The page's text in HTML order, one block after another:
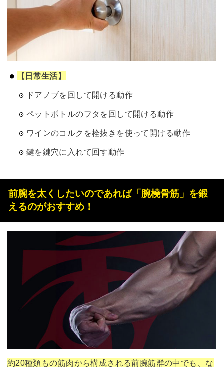
【日常生活】
ドアノブを回して開ける動作
ペットボトルのフタを回して開ける動作
ワインのコルクを栓抜きを使って開ける動作
鍵を鍵穴に入れて回す動作
前腕を太くしたいのであれば「腕橈骨筋」を鍛
えるのがおすすめ！
約20種類もの筋肉から構成される前腕筋群の中でも、な